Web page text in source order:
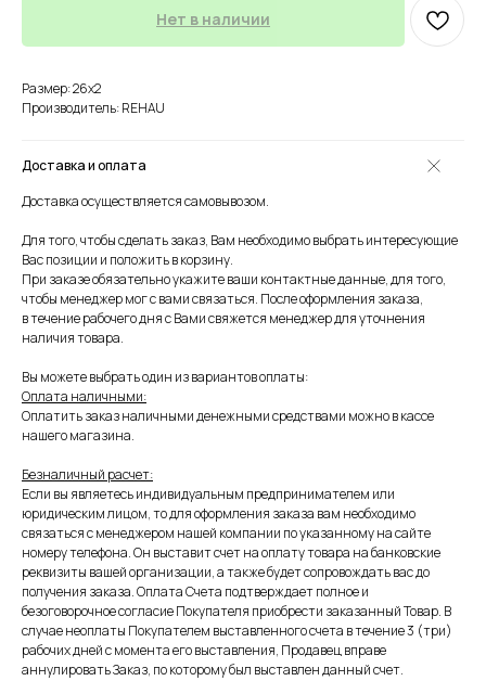
Нет в наличии
Размер: 26х2
Производитель: REHAU
Доставка и оплата
Доставка осуществляется самовывозом.
Для того, чтобы сделать заказ, Вам необходимо выбрать интересующие
Вас позиции и положить в корзину.
При заказе обязательно укажите ваши контактные данные, для того,
чтобы менеджер мог с вами связаться. После оформления заказа,
в течение рабочего дня с Вами свяжется менеджер для уточнения
наличия товара.
Вы можете выбрать один из вариантов оплаты:
Оплата наличными:
Оплатить заказ наличными денежными средствами можно в кассе
нашего магазина.
Безналичный расчет:
Если вы являетесь индивидуальным предпринимателем или
юридическим лицом, то для оформления заказа вам необходимо
связаться с менеджером нашей компании по указанному на сайте
номеру телефона. Он выставит счет на оплату товара на банковские
реквизиты вашей организации, а также будет сопровождать вас до
получения заказа. Оплата Счета подтверждает полное и
безоговорочное согласие Покупателя приобрести заказанный Товар. В
случае неоплаты Покупателем выставленного счета в течение 3 (три)
рабочих дней с момента его выставления, Продавец вправе
аннулировать Заказ, по которому был выставлен данный счет.